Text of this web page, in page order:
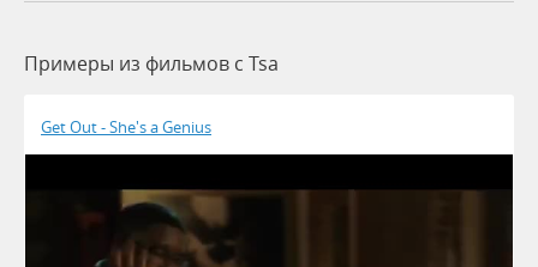
Примеры из фильмов c Tsa
Get Out - She's a Genius